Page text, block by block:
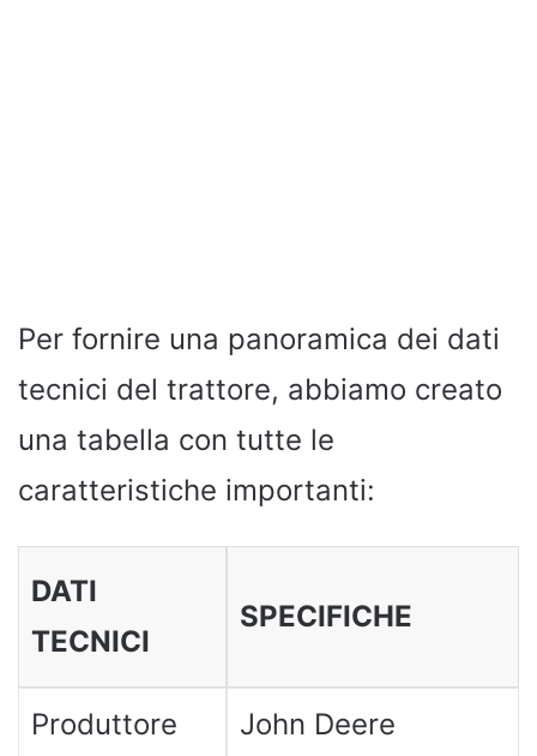
Per fornire una panoramica dei dati
tecnici del trattore, abbiamo creato
una tabella con tutte le
caratteristiche importanti:
DATI
TECNICI
SPECIFICHE
Produttore John Deere